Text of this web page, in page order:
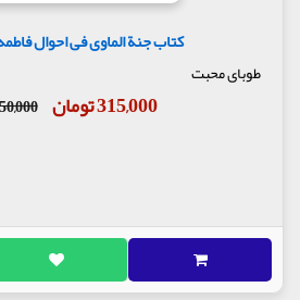
کتاب جنة الماوی فی احوال
طوبای محبت
315,000 تومان 350,000